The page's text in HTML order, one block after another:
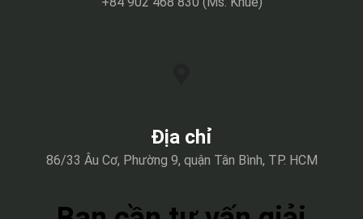
Địa chỉ
86/33 Âu Cơ, Phường 9, quận Tân Bình, TP. HCM